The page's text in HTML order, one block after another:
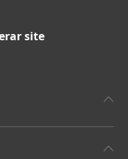
site